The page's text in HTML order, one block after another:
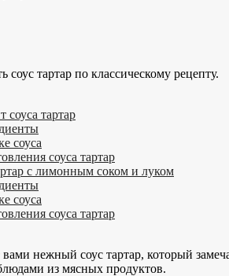
соуса тартар
соуса
соуса тартар
с лимонным соком и луком
соуса
соуса тартар
нежный соус тартар, который
из мясных продуктов.